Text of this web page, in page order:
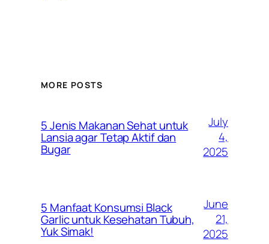
MORE POSTS
5 Jenis Makanan Sehat untuk
Lansia agar Tetap Aktif dan
Bugar
July
4,
2025
5 Manfaat Konsumsi Black
Garlic untuk Kesehatan Tubuh,
Yuk Simak!
June
21,
2025